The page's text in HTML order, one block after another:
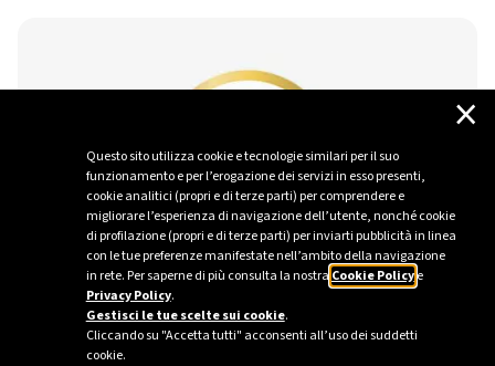
Questo sito utilizza cookie e tecnologie similari per il suo
funzionamento e per l’erogazione dei servizi in esso presenti,
cookie analitici (propri e di terze parti) per comprendere e
migliorare l’esperienza di navigazione dell’utente, nonché cookie
di profilazione (propri e di terze parti) per inviarti pubblicità in linea
con le tue preferenze manifestate nell’ambito della navigazione
in rete. Per saperne di più consulta la nostra Cookie Policye
Privacy Policy.
Gestisci le tue scelte sui cookie.
Cliccando su "Accetta tutti" acconsenti all’uso dei suddetti
cookie.
×
Approfondisci qui